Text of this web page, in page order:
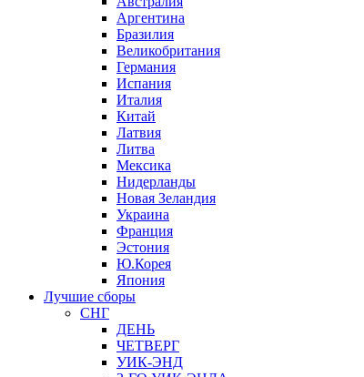
Аргентина
Бразилия
Великобритания
Германия
Испания
Италия
Китай
Латвия
Литва
Мексика
Нидерланды
Новая Зеландия
Украина
Франция
Эстония
Ю.Корея
Япония
Лучшие сборы
СНГ
ДЕНЬ
ЧЕТВЕРГ
УИК-ЭНД